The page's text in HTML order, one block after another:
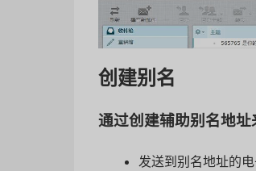
创建别名
通过创建辅助别名地
发送到别名地址的